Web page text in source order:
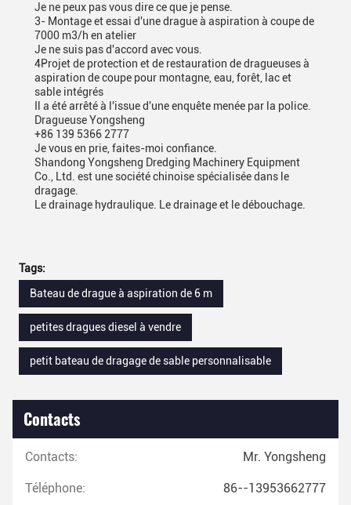
Je ne peux pas vous dire ce que je pense.
3- Montage et essai d'une drague à aspiration à coupe de
7000 m3/h en atelier
Je ne suis pas d'accord avec vous.
4Projet de protection et de restauration de dragueuses à
aspiration de coupe pour montagne, eau, forêt, lac et
sable intégrés
Il a été arrêté à l'issue d'une enquête menée par la police.
Dragueuse Yongsheng
+86 139 5366 2777
Je vous en prie, faites-moi confiance.
Shandong Yongsheng Dredging Machinery Equipment
Co., Ltd. est une société chinoise spécialisée dans le
dragage.
Le drainage hydraulique. Le drainage et le débouchage.
Tags:
Bateau de drague à aspiration de 6 m
petites dragues diesel à vendre
petit bateau de dragage de sable personnalisable
Contacts
Contacts: Mr. Yongsheng
Téléphone: 86--13953662777